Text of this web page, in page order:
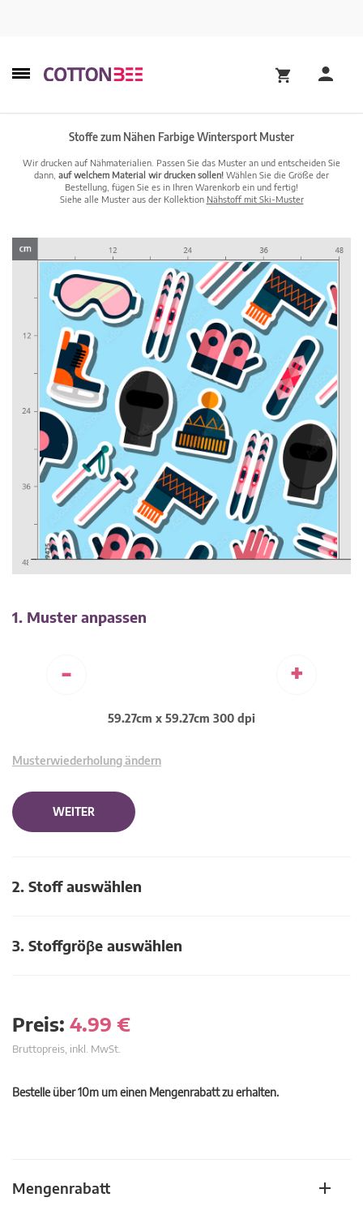
Stoffe zum Nähen Farbige Wintersport Muster
Wir drucken auf Nähmaterialien. Passen Sie das Muster an und entscheiden Sie
dann, auf welchem Material wir drucken sollen! Wählen Sie die Größe der
Bestellung, fügen Sie es in Ihren Warenkorb ein und fertig!
Siehe alle Muster aus der Kollektion Nähstoff mit Ski-Muster
1. Muster anpassen
- +
59.27cm x 59.27cm 300 dpi
Musterwiederholung ändern
WEITER
2. Stoff auswählen
3. Stoffgröβe auswählen
Preis: 4.99 €
Bruttopreis, inkl. MwSt.
Bestelle über 10m um einen Mengenrabatt zu erhalten.
Mengenrabatt